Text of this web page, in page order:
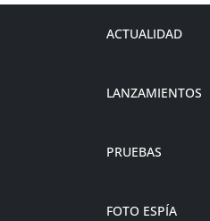
ACTUALIDAD
LANZAMIENTOS
PRUEBAS
FOTO ESPÍA